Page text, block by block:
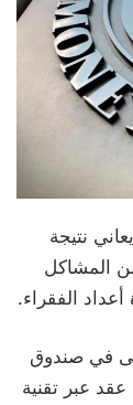
نتيجة
المشاكل
الفقراء.
في صندوق
عبر تقنية